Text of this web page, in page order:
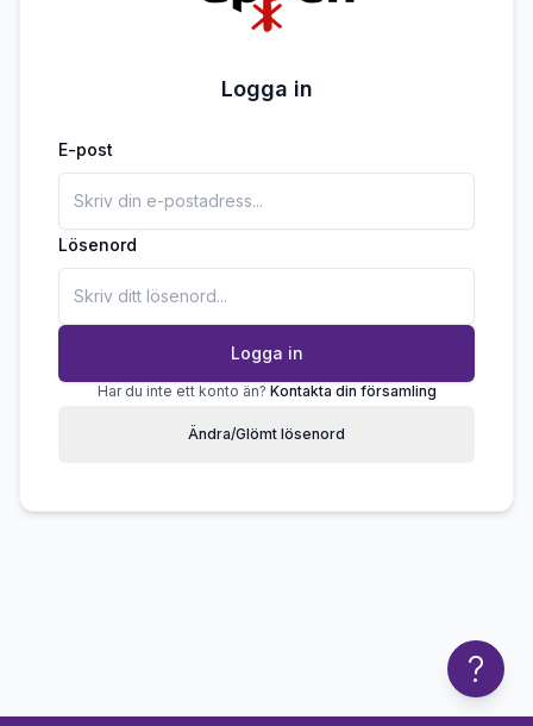
Logga in
E-post
Lösenord
Logga in
Har du inte ett konto än? Kontakta din församling
Ändra/Glömt lösenord
?